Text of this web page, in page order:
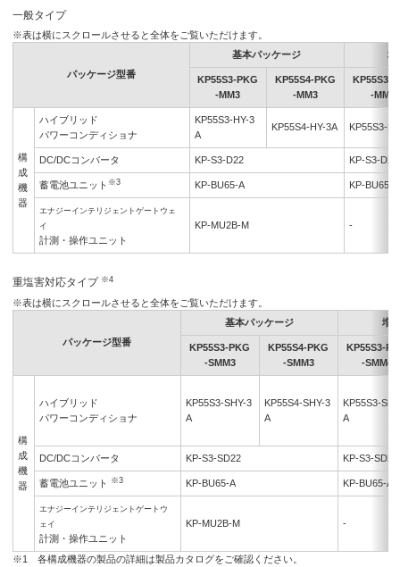
一般タイプ
※表は横にスクロールさせると全体をご覧いただけます。
パッケージ型番
基本パッケージ 増
KP55S3-PKG
-MM3
KP55S4-PKG
-MM3
KP55S3-
-MM4
構
成
機
器
ハイブリッド
パワーコンディショナ
KP55S3-HY-3
A
KP55S4-HY-3A KP55S3-
DC/DCコンバータ KP-S3-D22 KP-S3-D22
蓄電池ユニット ※3 KP-BU65-A KP-BU65-A
エナジーインテリジェントゲートウェ
イ
計測・操作ユニット
KP-MU2B-M -
重塩害対応タイプ ※4
※表は横にスクロールさせると全体をご覧いただけます。
パッケージ型番
基本パッケージ 増
KP55S3-PKG
-SMM3
KP55S4-PKG
-SMM3
KP55S3-
-SMM4
構
成
機
器
ハイブリッド
パワーコンディショナ
KP55S3-SHY-3
A
KP55S4-SHY-3
A
KP55S3-
A
DC/DCコンバータ KP-S3-SD22 KP-S3-SD22
蓄電池ユニット ※3 KP-BU65-A KP-BU65-A
エナジーインテリジェントゲートウ
ェイ
計測・操作ユニット
KP-MU2B-M -
※1 各構成機器の製品の詳細は製品カタログをご確認ください。